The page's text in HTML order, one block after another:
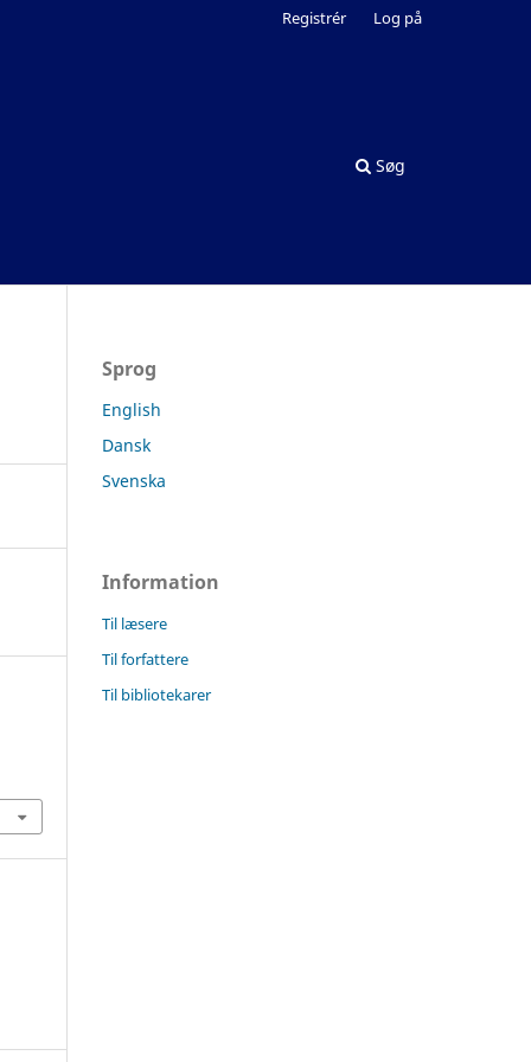
Søg
Registrér Log på
Sprog
English
Dansk
Svenska
Information
Til læsere
Til forfattere
Til bibliotekarer